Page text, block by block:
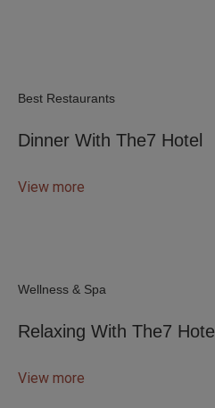
Best Restaurants
Dinner With The7 Hotel
View more
Wellness & Spa
Relaxing With The7 Hotel
View more